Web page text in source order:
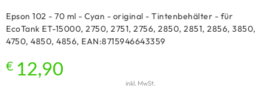
Epson 102 - 70 ml - Cyan - original - Tintenbehälter - für
EcoTank ET-15000, 2750, 2751, 2756, 2850, 2851, 2856, 3850,
4750, 4850, 4856, EAN:8715946643359
€ 12,90
inkl. MwSt.